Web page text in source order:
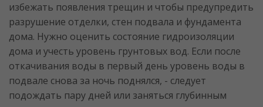
избежать появления трещин и чтобы предупредить
разрушение отделки, стен подвала и фундамента
дома. Нужно оценить состояние гидроизоляции
дома и учесть уровень грунтовых вод. Если после
откачивания воды в первый день уровень воды в
подвале снова за ночь поднялся, - следует
подождать пару дней или заняться глубинным